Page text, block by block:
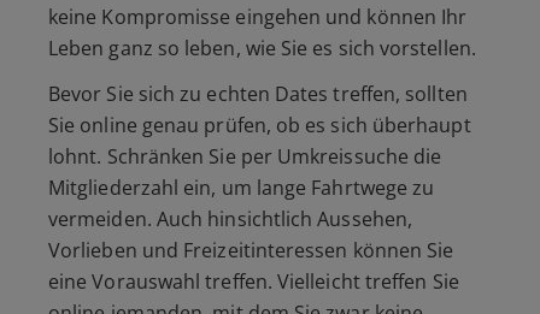
keine Kompromisse eingehen und können Ihr
Leben ganz so leben, wie Sie es sich vorstellen.
Bevor Sie sich zu echten Dates treffen, sollten
Sie online genau prüfen, ob es sich überhaupt
lohnt. Schränken Sie per Umkreissuche die
Mitgliederzahl ein, um lange Fahrtwege zu
vermeiden. Auch hinsichtlich Aussehen,
Vorlieben und Freizeitinteressen können Sie
eine Vorauswahl treffen. Vielleicht treffen Sie